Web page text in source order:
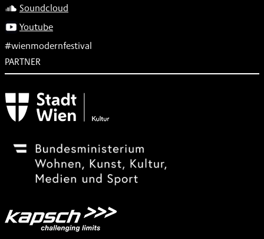
Soundcloud
Youtube
#wienmodernfestival
PARTNER
Subventionsgeber